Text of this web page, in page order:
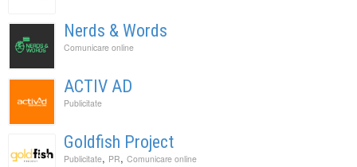
Nerds & Words
Comunicare online
ACTIV AD
Publicitate
Goldfish Project
Publicitate, PR, Comunicare online